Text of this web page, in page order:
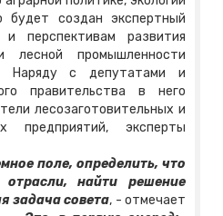
будет создан экспертный
перспективам развития
лесной промышленности
Наряду с депутатами и
правительства в него
лесозаготовительных и
предприятий, эксперты
поле, определить, что
отрасли, найти решение
задача совета, - отмечает